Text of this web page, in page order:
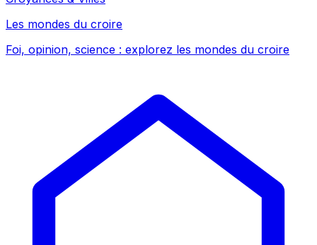
Les mondes du croire
Foi, opinion, science : explorez les mondes du croire